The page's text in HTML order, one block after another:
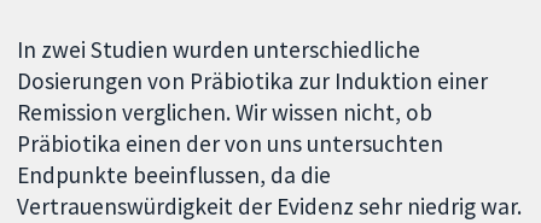
In zwei Studien wurden unterschiedliche
Dosierungen von Präbiotika zur Induktion einer
Remission verglichen. Wir wissen nicht, ob
Präbiotika einen der von uns untersuchten
Endpunkte beeinflussen, da die
Vertrauenswürdigkeit der Evidenz sehr niedrig war.